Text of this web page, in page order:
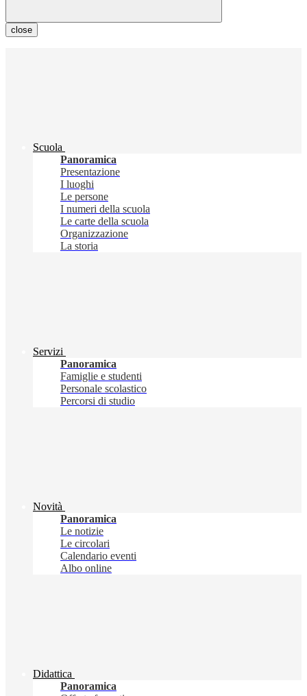
close
Scuola
Panoramica
Presentazione
I luoghi
Le persone
I numeri della scuola
Le carte della scuola
Organizzazione
La storia
Servizi
Panoramica
Famiglie e studenti
Personale scolastico
Percorsi di studio
Novità
Panoramica
Le notizie
Le circolari
Calendario eventi
Albo online
Didattica
Panoramica